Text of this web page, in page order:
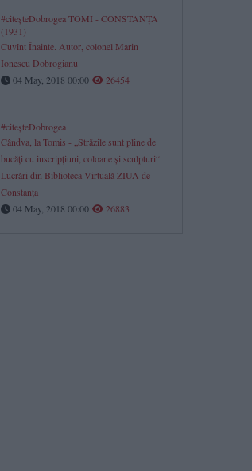
#citeşteDobrogea TOMI - CONSTANŢA
(1931)
Cuvînt Înainte. Autor, colonel Marin
Ionescu Dobrogianu
04 May, 2018 00:00
26454
#citeşteDobrogea
Cândva, la Tomis - „Străzile sunt pline de
bucăţi cu inscripţiuni, coloane şi sculpturi“.
Lucrări din Biblioteca Virtuală ZIUA de
Constanţa
04 May, 2018 00:00
26883